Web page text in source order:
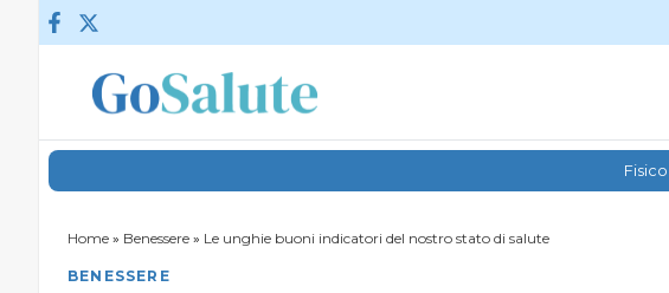
Vai al contenuto
Fisico
Home » Benessere » Le unghie buoni indicatori del nostro stato di salute
BENESSERE